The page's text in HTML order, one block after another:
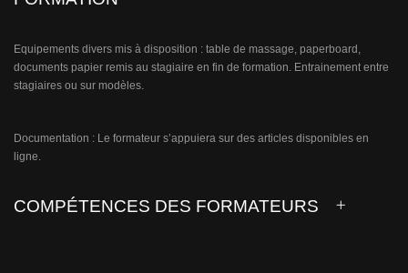
Equipements divers mis à disposition : table de massage, paperboard,
documents papier remis au stagiaire en fin de formation. Entrainement entre
stagiaires ou sur modèles.
Documentation : Le formateur s’appuiera sur des articles disponibles en
ligne.
COMPÉTENCES DES FORMATEURS